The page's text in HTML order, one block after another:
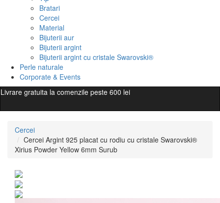
Bratari
Cercei
Material
Bijuterii aur
Bijuterii argint
Bijuterii argint cu cristale Swarovski®
Perle naturale
Corporate & Events
Livrare gratuita la comenzile peste 600 lei
Cercei
Cercei Argint 925 placat cu rodiu cu cristale Swarovski®
Xirius Powder Yellow 6mm Surub